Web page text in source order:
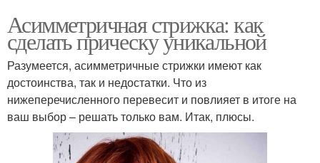
Асимметричная стрижка: как
сделать прическу уникальной
Разумеется, асимметричные стрижки имеют как
достоинства, так и недостатки. Что из
нижеперечисленного перевесит и повлияет в итоге на
ваш выбор – решать только вам. Итак, плюсы.